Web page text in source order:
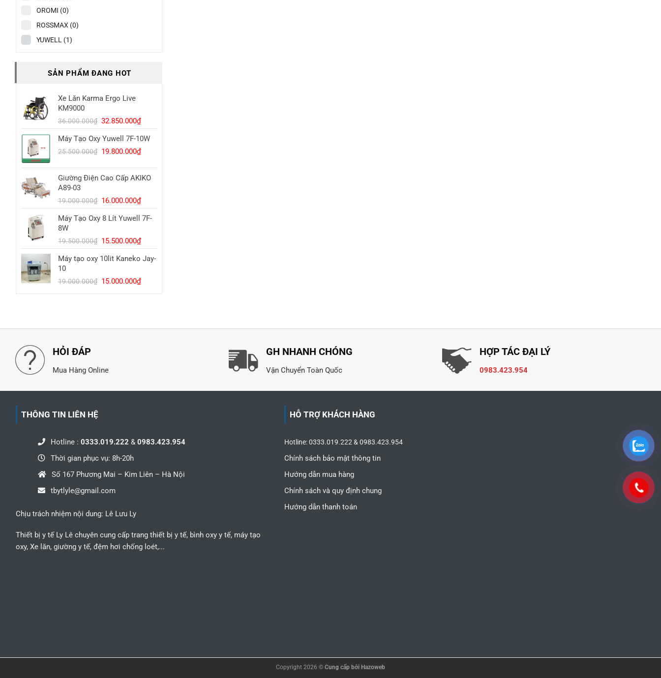
OROMI (0)
ROSSMAX (0)
YUWELL (1)
SẢN PHẨM ĐANG HOT
Xe Lăn Karma Ergo Live
KM9000
36.000.000₫ Giá
gốc
là:
36.000.000₫.
32.850.000₫Giá
hiện
tại
là:
Máy Tạo Oxy Yuwell 7F-10W
25.500.000₫ Giá
là:
25.500.000₫.
19.800.000₫Giá
tại
là:
Giường Điện Cao Cấp AKIKO
A89-03
19.000.000₫ Giá
gốc
là:
16.000.000₫Giá
hiện
tại
16.000.000₫.
Máy Tạo Oxy 8 Lít Yuwell 7F-
8W
19.500.000₫ Giá
gốc
là:
15.500.000₫Giá
hiện
tại
15.500.000₫.
Máy tạo oxy 10lit Kaneko Jay-
10
19.000.000₫ Giá
15.000.000₫Giá
HỎI ĐÁP
Mua Hàng Online
GH NHANH CHÓNG
Vận Chuyển Toàn Quốc
HỢP TÁC ĐẠI LÝ
0983.423.954
THÔNG TIN LIÊN HỆ
Hotline : 0333.019.222 & 0983.423.954
Thời gian phục vụ: 8h-20h
Số 167 Phương Mai – Kim Liên – Hà Nội
tbytlyle@gmail.com
Chịu trách nhiệm nội dung: Lê Lưu Ly
Thiết bị y tế Ly Lê chuyên cung cấp trang thiết bị y tế, bình oxy y tế, máy tạo
oxy, Xe lăn, giường y tế, đệm hơi chống loét,...
HỖ TRỢ KHÁCH HÀNG
Hotline: 0333.019.222 & 0983.423.954
Chính sách bảo mật thông tin
Hướng dẫn mua hàng
Chính sách và quy định chung
Hướng dẫn thanh toán
Copyright 2026 © Cung cấp bởi Hazoweb